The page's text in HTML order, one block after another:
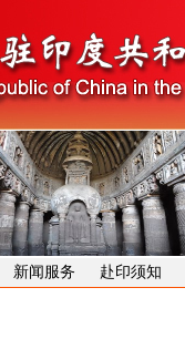
新闻服务 赴印须知